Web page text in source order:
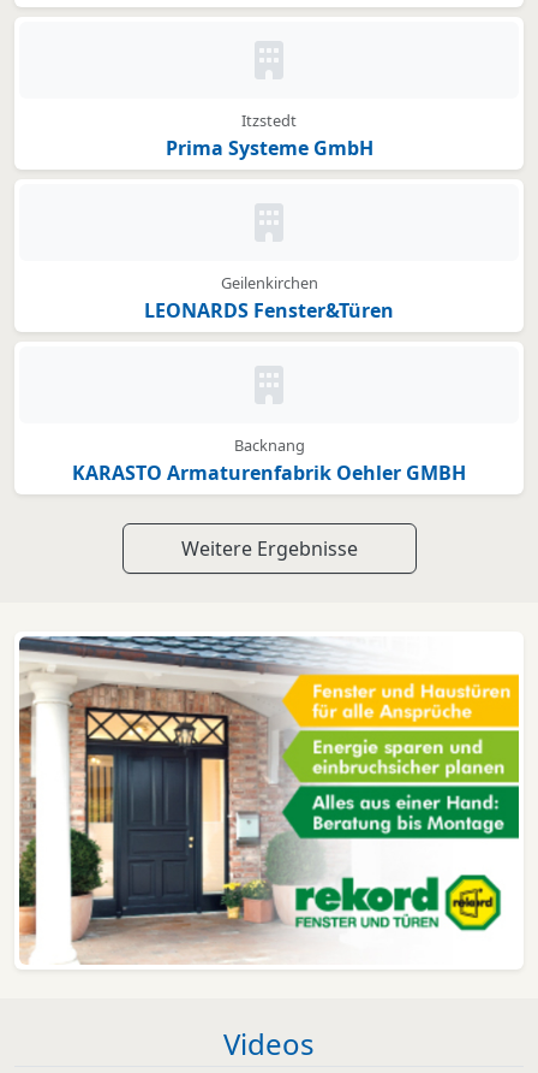
Kein Bild oder Logo hinterlegt
Itzstedt
Prima Systeme GmbH
Kein Bild oder Logo hinterlegt
Geilenkirchen
LEONARDS Fenster&Türen
Kein Bild oder Logo hinterlegt
Backnang
KARASTO Armaturenfabrik Oehler GMBH
Weitere Ergebnisse
Videos